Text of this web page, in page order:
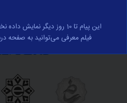
نمادهای
این پیام تا 10 روز دیگر
فیلم معرفی می‌توانید به صفحه